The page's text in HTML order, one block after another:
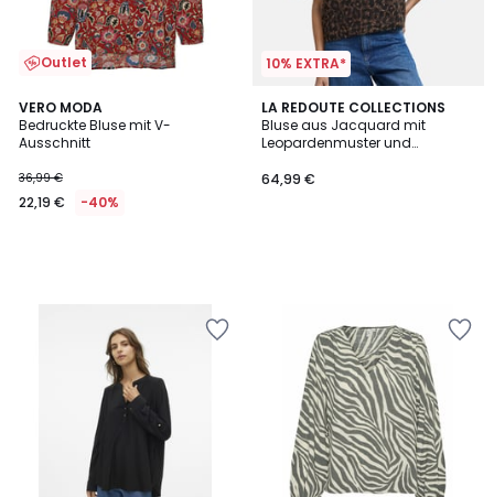
Outlet
VERO MODA
Bedruckte Bluse mit V-
Ausschnitt
36,99 €
22,19 € -40%
10% EXTRA*
LA REDOUTE COLLECTIONS
Bluse aus Jacquard mit
Leopardenmuster und
64,99 €